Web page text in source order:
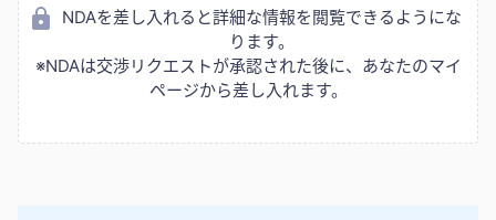
NDAを差し入れると詳細な情報を閲覧できるようにな
ります。
※NDAは交渉リクエストが承認された後に、あなたのマイ
ページから差し入れます。